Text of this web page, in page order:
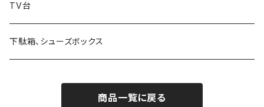
TV台
下駄箱、シューズボックス
商品一覧に戻る